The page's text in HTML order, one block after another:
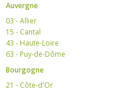
Auvergne
03 - Allier
15 - Cantal
43 - Haute-Loire
63 - Puy-de-Dôme
Bourgogne
21 - Côte-d'Or